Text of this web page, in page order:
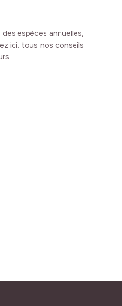
espèces annuelles,
ici, tous nos conseils